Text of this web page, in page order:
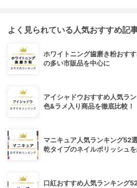
よく見られている人気おすすめ記
ホワイトニング歯磨き粉おす
の多い市販品を中心に
アイシャドウおすすめ人気ラ
色&ラメ入り商品を徹底比較！
マニキュア人気ランキング52
乾タイプのネイルポリッシュを
口紅おすすめ人気ランキング